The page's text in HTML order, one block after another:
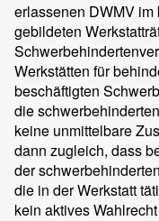
erlassenen DWMV
gebildeten
Werkstätten für
beschäftigten
die
keine unmittelbare
dann zugleich, dass
der
die in der Werkstatt
kein aktives